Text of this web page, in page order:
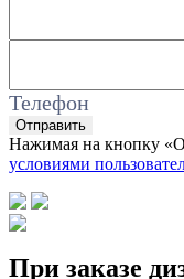
Телефон
Отправить
Нажимая на кнопку
условиями
При заказе